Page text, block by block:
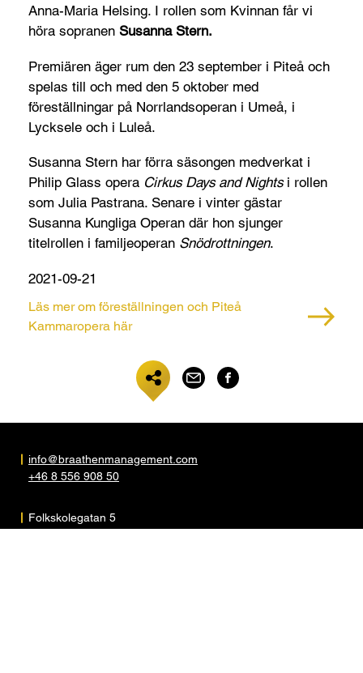
Anna-Maria Helsing. I rollen som Kvinnan får vi
höra sopranen Susanna Stern.
Premiären äger rum den 23 september i Piteå och
spelas till och med den 5 oktober med
föreställningar på Norrlandsoperan i Umeå, i
Lycksele och i Luleå.
Susanna Stern har förra säsongen medverkat i
Philip Glass opera Cirkus Days and Nightsi rollen
som Julia Pastrana. Senare i vinter gästar
Susanna Kungliga Operan där hon sjunger
titelrollen i familjeoperan Snödrottningen.
2021-09-21
Läs mer om föreställningen och Piteå
Kammaropera här
info@braathenmanagement.com
+46 8 556 908 50
Folkskolegatan 5